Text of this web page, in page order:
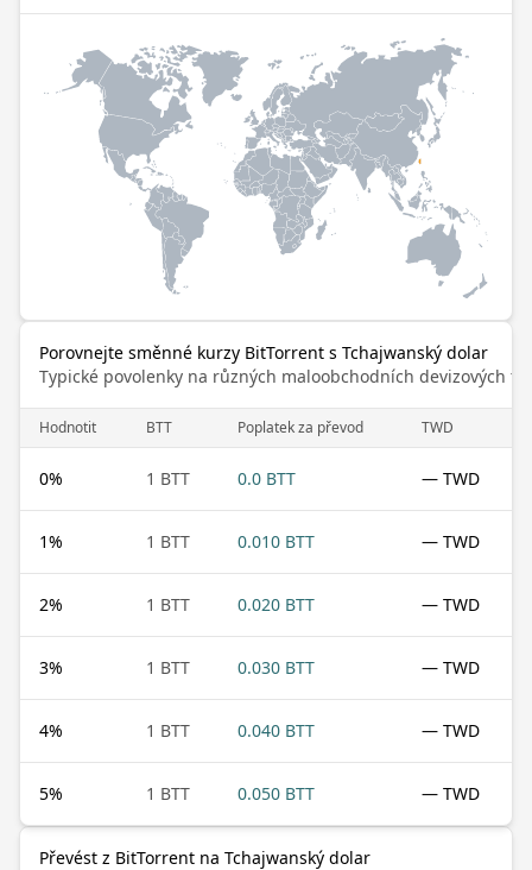
Porovnejte směnné kurzy BitTorrent s Tchajwanský dolar
Typické povolenky na různých maloobchodních devizových
Hodnotit BTT Poplatek za převod TWD
0% 1 BTT 0.0 BTT — TWD
1% 1 BTT 0.010 BTT — TWD
2% 1 BTT 0.020 BTT — TWD
3% 1 BTT 0.030 BTT — TWD
4% 1 BTT 0.040 BTT — TWD
5% 1 BTT 0.050 BTT — TWD
Převést z BitTorrent na Tchajwanský dolar